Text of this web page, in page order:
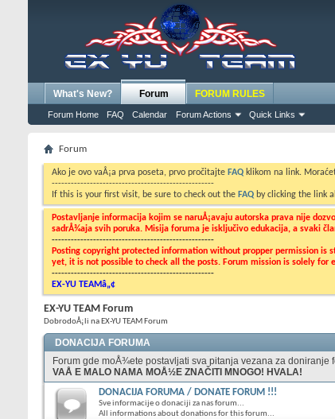
What's New? Forum
Forum Home FAQ Calendar Forum Actions Quick Links
FORUM RULES
Forum
Ako je ovo vaÅ¡a prva poseta, prvo pročitajte FAQ klikom na link.
---------------------------------------------------
If this is your first visit, be sure to check out the FAQ by clicking the link
Postavljanje informacija kojim se naruÅ¡avaju autorska prava nije
sadrÅ¾aja svih poruka. Misija foruma je isključivo edukacija, a svaki
---------------------------------------------------
Posting copyright protected information without propper permission
yet, it is not possible to check all the posts. Forum mission is solely
---------------------------------------------------
EX-YU TEAMâ„¢
EX-YU TEAM Forum
DobrodoÅ¡li na EX-YU TEAM Forum
DONACIJA FORUMA
Forum gde moÅ¾ete postavljati sva pitanja vezana za
VAÅ E MALO NAMA MOÅ½E ZNAČITI MNOGO! HVALA!
DONACIJA FORUMA / DONATE FORUM !!!
Sve informacije o donaciji za nas forum...
All informations about donations for this forum...